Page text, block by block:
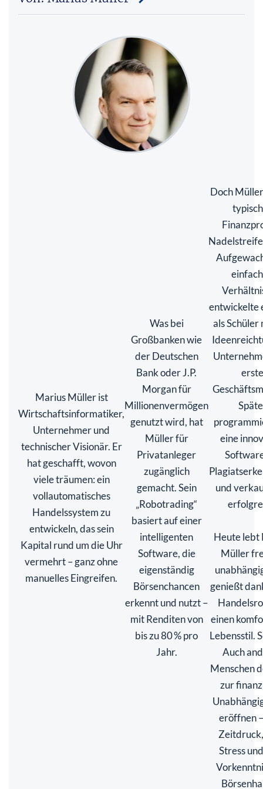
Marius Müller ist
Wirtschaftsinformatiker,
Unternehmer und
technischer Visionär. Er
hat geschafft, wovon
viele träumen: ein
vollautomatisches
Handelssystem zu
entwickeln, das sein
Kapital rund um die Uhr
vermehrt – ganz ohne
manuelles Eingreifen.
Was bei
Großbanken wie
der Deutschen
Bank oder J.P.
Morgan für
Millionenvermögen
genutzt wird, hat
Müller für
Privatanleger
zugänglich
gemacht. Sein
„Robotrading“
basiert auf einer
intelligenten
Software, die
eigenständig
Börsenchancen
erkennt und nutzt –
mit Renditen von
bis zu 80 % pro
Jahr.
Doch
entwickelte
als Schüler
erste
eine
und
Heute lebt
Müller
genießt
einen
Lebensstil.
Auch
Menschen
zur
eröffnen
Stress